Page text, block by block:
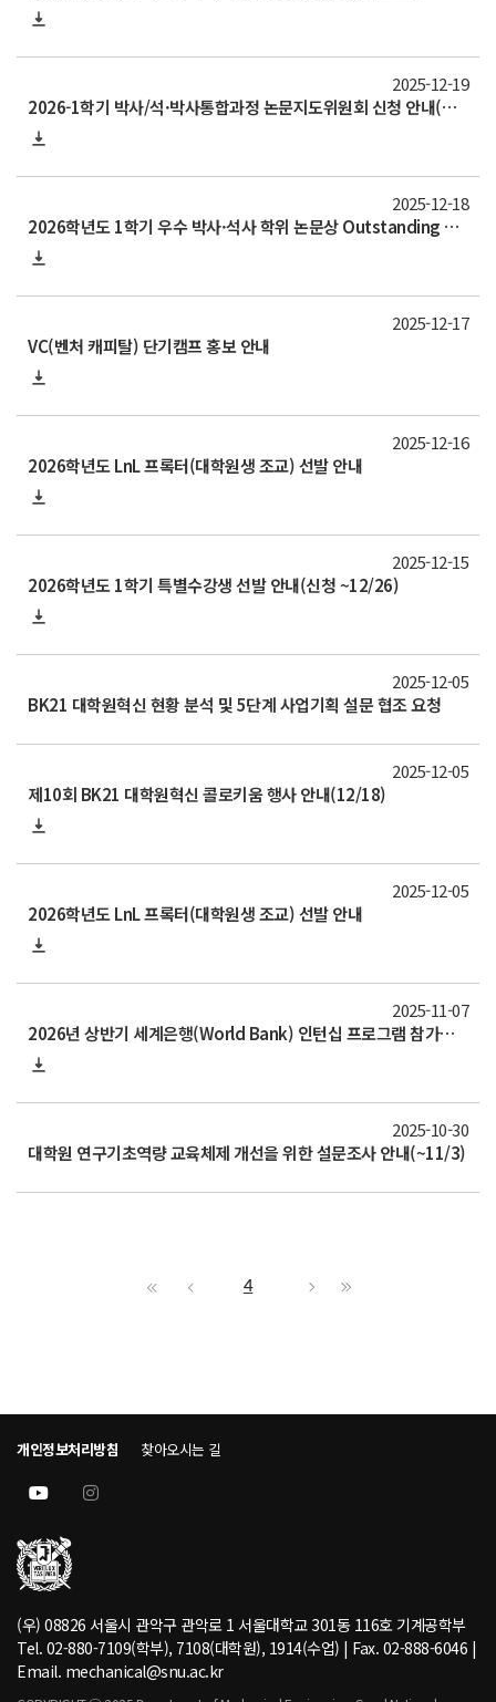
2026-1학기 박사/석·박사통합과정 논문지도위원회 신청 안내(신청서 제출 ~7/12 )
2025-12-19
2026학년도 1학기 우수 박사·석사 학위 논문상 Outstanding Doctoral·Master’s Thesis Awards 신청 안내(~26/7/3)
2025-12-18
VC(벤처 캐피탈) 단기캠프 홍보 안내
2025-12-17
2026학년도 LnL 프록터(대학원생 조교) 선발 안내
2025-12-16
2026학년도 1학기 특별수강생 선발 안내(신청 ~12/26)
2025-12-15
BK21 대학원혁신 현황 분석 및 5단계 사업기획 설문 협조 요청
2025-12-05
제10회 BK21 대학원혁신 콜로키움 행사 안내(12/18)
2025-12-05
2026학년도 LnL 프록터(대학원생 조교) 선발 안내
2025-12-05
2026년 상반기 세계은행(World Bank) 인턴십 프로그램 참가자 모집 안내
2025-11-07
대학원 연구기초역량 교육체제 개선을 위한 설문조사 안내(~11/3)
2025-10-30
4
개인정보처리방침 찾아오시는 길
(우) 08826 서울시 관악구 관악로 1 서울대학교 301동 116호 기계공학부
Tel. 02-880-7109(학부), 7108(대학원), 1914(수업) | Fax. 02-888-6046 |
Email. mechanical@snu.ac.kr